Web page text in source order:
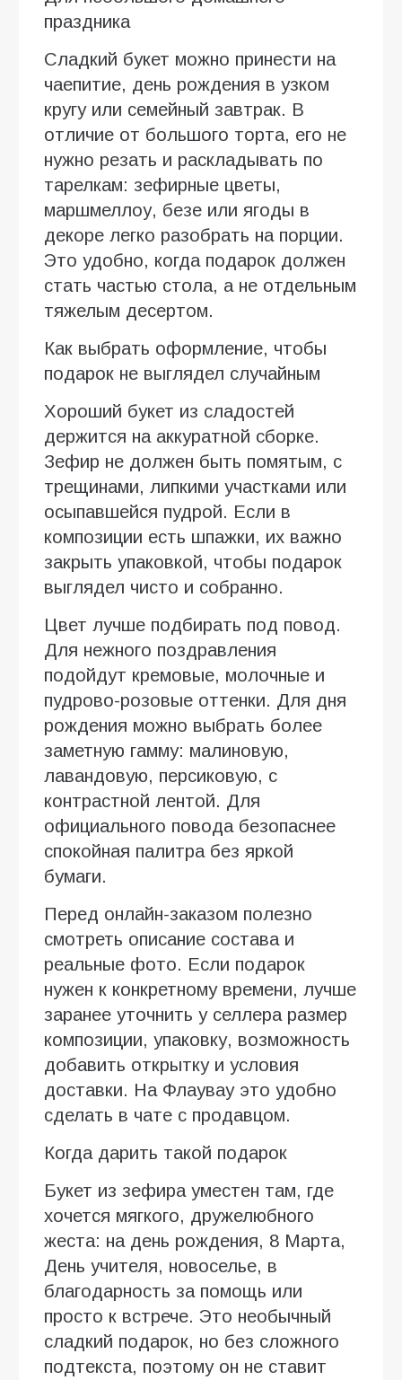
праздника
Сладкий букет можно принести на
чаепитие, день рождения в узком
кругу или семейный завтрак. В
отличие от большого торта, его не
нужно резать и раскладывать по
тарелкам: зефирные цветы,
маршмеллоу, безе или ягоды в
декоре легко разобрать на порции.
Это удобно, когда подарок должен
стать частью стола, а не отдельным
тяжелым десертом.
Как выбрать оформление, чтобы
подарок не выглядел случайным
Хороший букет из сладостей
держится на аккуратной сборке.
Зефир не должен быть помятым, с
трещинами, липкими участками или
осыпавшейся пудрой. Если в
композиции есть шпажки, их важно
закрыть упаковкой, чтобы подарок
выглядел чисто и собранно.
Цвет лучше подбирать под повод.
Для нежного поздравления
подойдут кремовые, молочные и
пудрово-розовые оттенки. Для дня
рождения можно выбрать более
заметную гамму: малиновую,
лавандовую, персиковую, с
контрастной лентой. Для
официального повода безопаснее
спокойная палитра без яркой
бумаги.
Перед онлайн-заказом полезно
смотреть описание состава и
реальные фото. Если подарок
нужен к конкретному времени, лучше
заранее уточнить у селлера размер
композиции, упаковку, возможность
добавить открытку и условия
доставки. На Флаувау это удобно
сделать в чате с продавцом.
Когда дарить такой подарок
Букет из зефира уместен там, где
хочется мягкого, дружелюбного
жеста: на день рождения, 8 Марта,
День учителя, новоселье, в
благодарность за помощь или
просто к встрече. Это необычный
сладкий подарок, но без сложного
подтекста, поэтому он не ставит